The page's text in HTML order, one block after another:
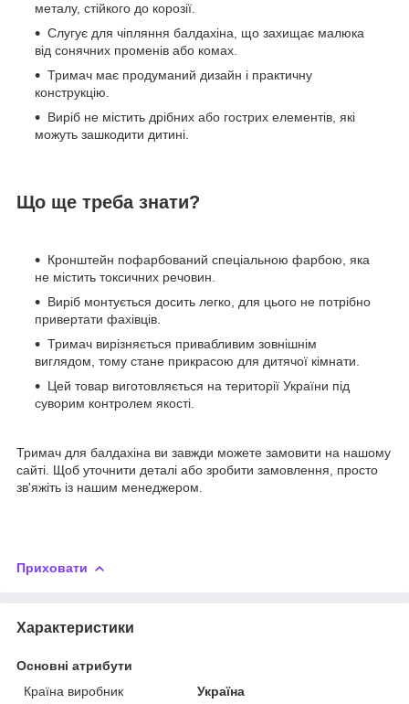
металу, стійкого до корозії.
Слугує для чіпляння балдахіна, що захищає малюка
від сонячних променів або комах.
Тримач має продуманий дизайн і практичну
конструкцію.
Виріб не містить дрібних або гострих елементів, які
можуть зашкодити дитині.
Що ще треба знати?
Кронштейн пофарбований спеціальною фарбою, яка
не містить токсичних речовин.
Виріб монтується досить легко, для цього не потрібно
привертати фахівців.
Тримач вирізняється привабливим зовнішнім
виглядом, тому стане прикрасою для дитячої кімнати.
Цей товар виготовляється на території України під
суворим контролем якості.
Тримач для балдахіна ви завжди можете замовити на нашому
сайті. Щоб уточнити деталі або зробити замовлення, просто
зв'яжіть із нашим менеджером.
Приховати
Характеристики
Основні атрибути
Країна виробник
Україна